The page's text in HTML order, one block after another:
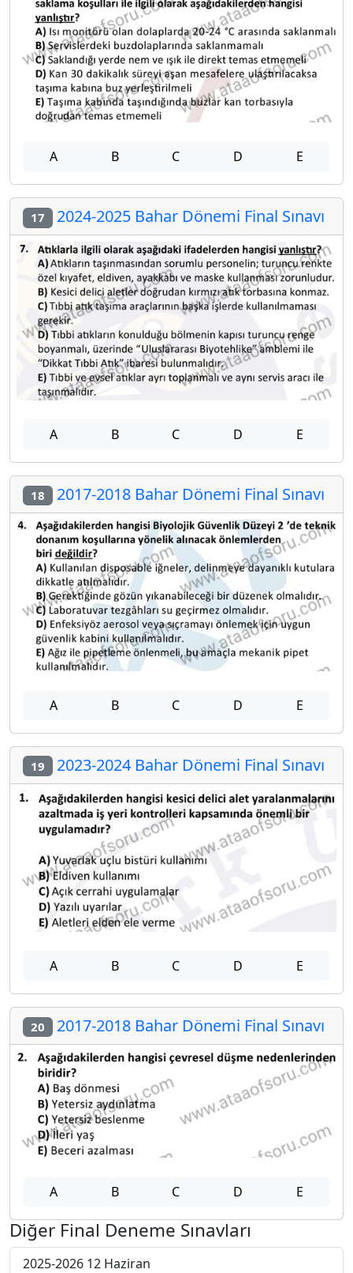
A B C D E
17 2024-2025 Bahar Dönemi Final Sınavı
A B C D E
18 2017-2018 Bahar Dönemi Final Sınavı
A B C D E
19 2023-2024 Bahar Dönemi Final Sınavı
A B C D E
20 2017-2018 Bahar Dönemi Final Sınavı
A B C D E
Diğer Final Deneme Sınavları
2025-2026 12 Haziran